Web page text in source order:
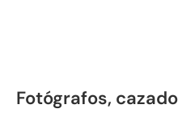
Fotógrafos,